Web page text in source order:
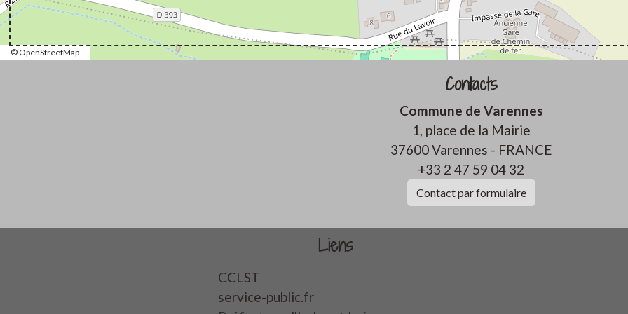
© OpenStreetMap
Contacts
Commune de Varennes
1, place de la Mairie
37600 Varennes - FRANCE
+33 2 47 59 04 32
Contact par formulaire
Liens
CCLST
service-public.fr